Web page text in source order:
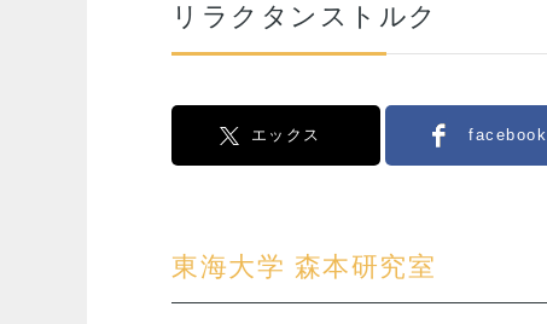
リラクタンストルク
エックス facebook
東海大学 森本研究室